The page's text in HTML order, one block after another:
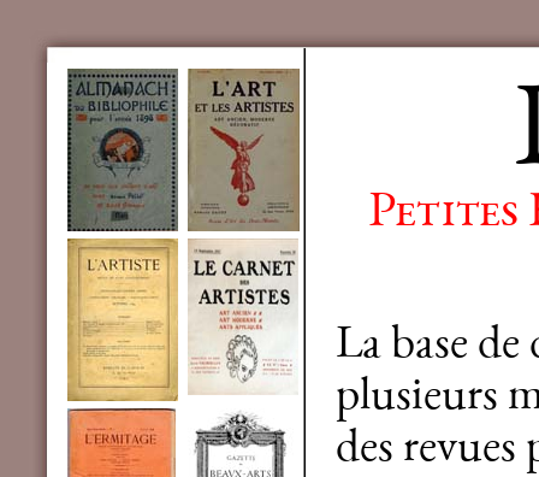
Petites
La base
plusieurs
des revues